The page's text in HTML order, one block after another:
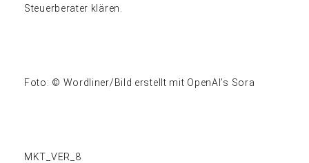
Steuerberater klären.
Foto: © Wordliner/Bild erstellt mit OpenAI’s Sora
MKT_VER_8